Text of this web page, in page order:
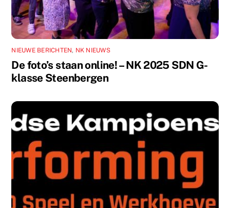
NIEUWE BERICHTEN, NK NIEUWS
De foto’s staan online! – NK 2025 SDN G-
klasse Steenbergen